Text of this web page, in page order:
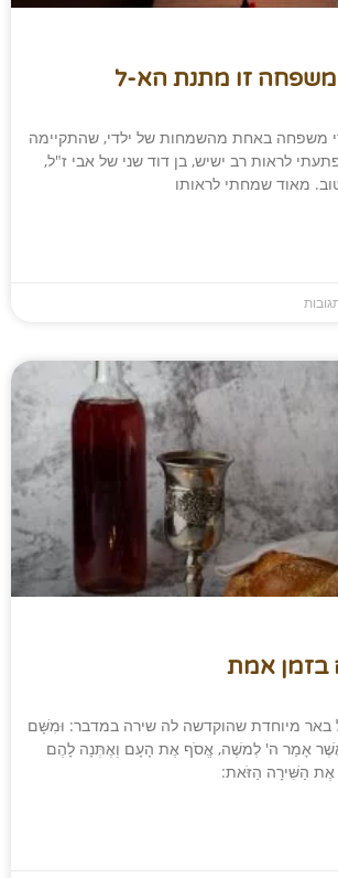
זו מתנת הא-ל
משפחה באחת מהשמחות של ילדי, שהתקיימה
לראות רב ישיש, בן דוד שני של אבי ז"ל,
מאוד שמחתי לראותו
בזמן אמת
באר מיוחדת שהוקדשה לה שירה במדבר: וּמִשָּׁם
אָמַר ה' לְמשֶׁה, אֱסֹף אֶת הָעָם וְאֶתְּנָה לָהֶם
אֶת הַשִּׁירָה הַזֹּאת: